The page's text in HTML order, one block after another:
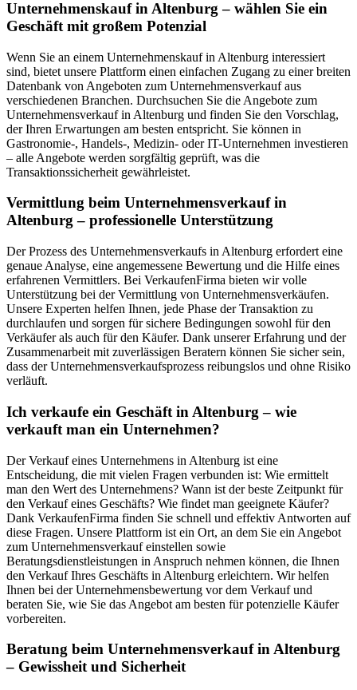
Unternehmenskauf in Altenburg – wählen Sie ein
Geschäft mit großem Potenzial
Wenn Sie an einem Unternehmenskauf in Altenburg interessiert
sind, bietet unsere Plattform einen einfachen Zugang zu einer breiten
Datenbank von Angeboten zum Unternehmensverkauf aus
verschiedenen Branchen. Durchsuchen Sie die Angebote zum
Unternehmensverkauf in Altenburg und finden Sie den Vorschlag,
der Ihren Erwartungen am besten entspricht. Sie können in
Gastronomie-, Handels-, Medizin- oder IT-Unternehmen investieren
– alle Angebote werden sorgfältig geprüft, was die
Transaktionssicherheit gewährleistet.
Vermittlung beim Unternehmensverkauf in
Altenburg – professionelle Unterstützung
Der Prozess des Unternehmensverkaufs in Altenburg erfordert eine
genaue Analyse, eine angemessene Bewertung und die Hilfe eines
erfahrenen Vermittlers. Bei VerkaufenFirma bieten wir volle
Unterstützung bei der Vermittlung von Unternehmensverkäufen.
Unsere Experten helfen Ihnen, jede Phase der Transaktion zu
durchlaufen und sorgen für sichere Bedingungen sowohl für den
Verkäufer als auch für den Käufer. Dank unserer Erfahrung und der
Zusammenarbeit mit zuverlässigen Beratern können Sie sicher sein,
dass der Unternehmensverkaufsprozess reibungslos und ohne Risiko
verläuft.
Ich verkaufe ein Geschäft in Altenburg – wie
verkauft man ein Unternehmen?
Der Verkauf eines Unternehmens in Altenburg ist eine
Entscheidung, die mit vielen Fragen verbunden ist: Wie ermittelt
man den Wert des Unternehmens? Wann ist der beste Zeitpunkt für
den Verkauf eines Geschäfts? Wie findet man geeignete Käufer?
Dank VerkaufenFirma finden Sie schnell und effektiv Antworten auf
diese Fragen. Unsere Plattform ist ein Ort, an dem Sie ein Angebot
zum Unternehmensverkauf einstellen sowie
Beratungsdienstleistungen in Anspruch nehmen können, die Ihnen
den Verkauf Ihres Geschäfts in Altenburg erleichtern. Wir helfen
Ihnen bei der Unternehmensbewertung vor dem Verkauf und
beraten Sie, wie Sie das Angebot am besten für potenzielle Käufer
vorbereiten.
Beratung beim Unternehmensverkauf in Altenburg
– Gewissheit und Sicherheit